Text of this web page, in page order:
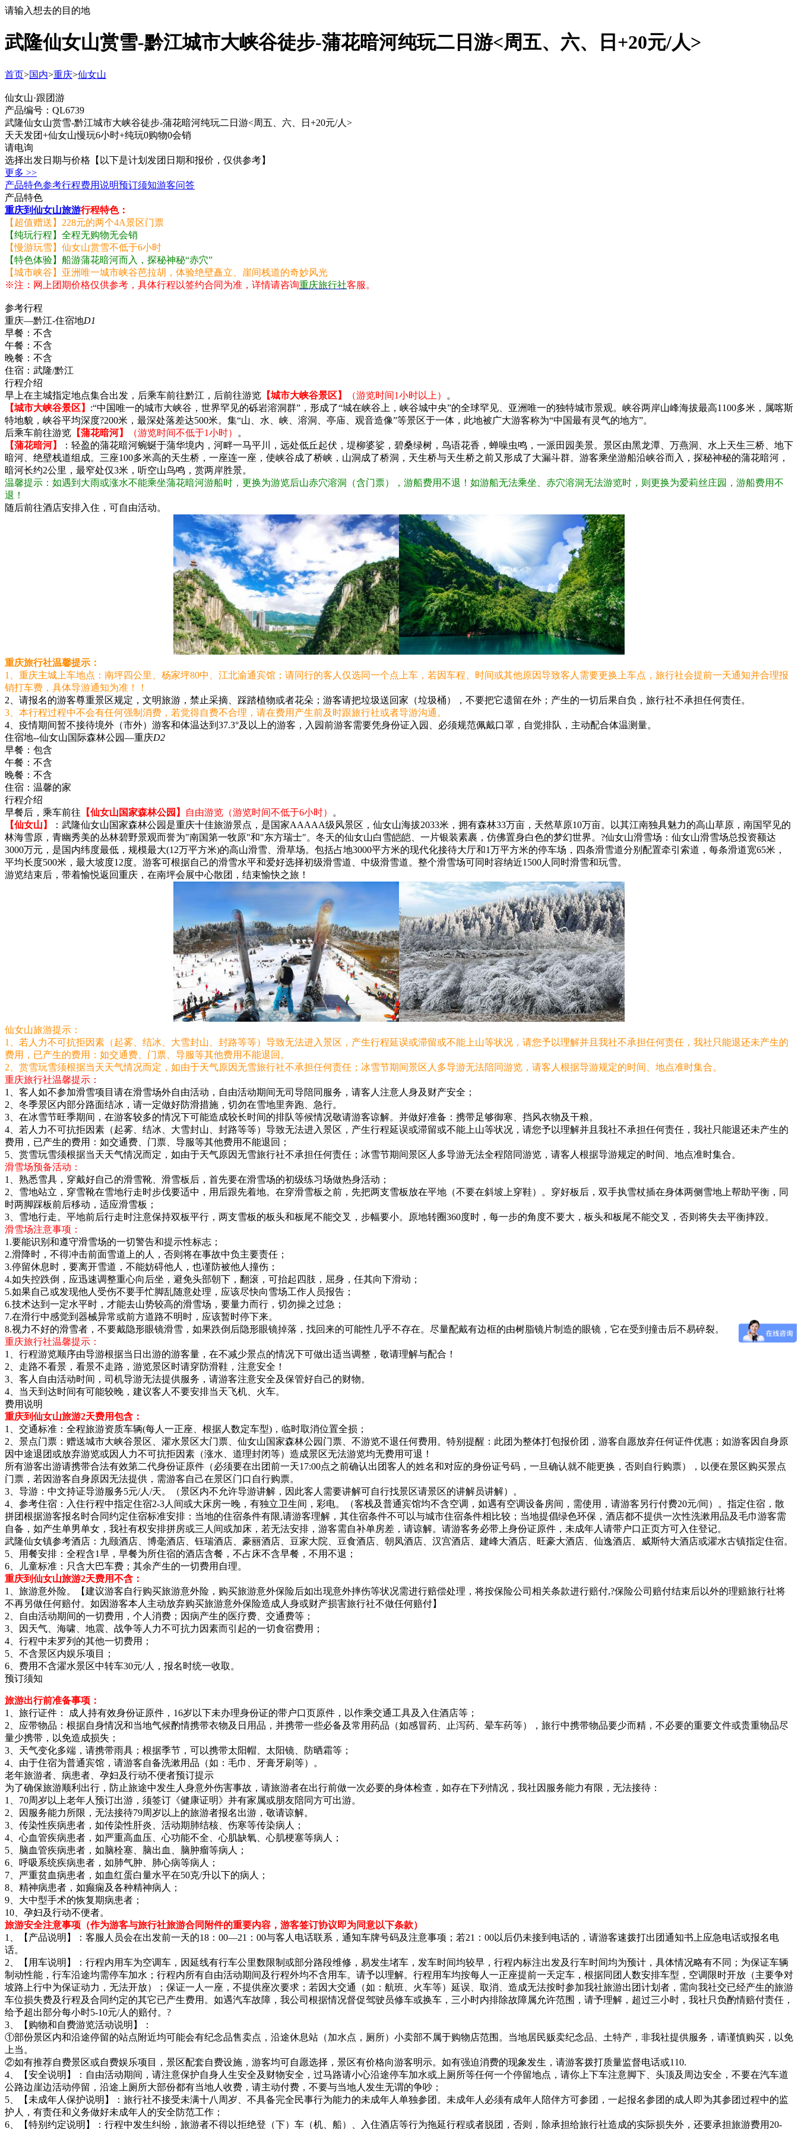
请输入想去的目的地
武隆仙女山赏雪-黔江城市大峡谷徒步-蒲花暗河纯玩二日游<周五、六、日+20元/人>
首页>国内>重庆>仙女山
仙女山·跟团游
产品编号：QL6739
武隆仙女山赏雪-黔江城市大峡谷徒步-蒲花暗河纯玩二日游<周五、六、日+20元/人>
天天发团+仙女山慢玩6小时+纯玩0购物0会销
请电询
选择出发日期与价格 【以下是计划发团日期和报价，仅供参考】
更多 >>
产品特色参考行程费用说明预订须知游客问答
产品特色
重庆到仙女山旅游行程特色：
【超值赠送】228元的两个4A景区门票
【纯玩行程】全程无购物无会销
【慢游玩雪】仙女山赏雪不低于6小时
【特色体验】船游蒲花暗河而入，探秘神秘“赤穴”
【城市峡谷】亚洲唯一城市峡谷芭拉胡，体验绝壁矗立、崖间栈道的奇妙风光
※注：网上团期价格仅供参考，具体行程以签约合同为准，详情请咨询重庆旅行社客服。
参考行程
重庆—黔江-住宿地D1
早餐： 不含
午餐： 不含
晚餐： 不含
住宿： 武隆/黔江
行程介绍
早上在主城指定地点集合出发，后乘车前往黔江，后前往游览 【城市大峡谷景区】 （游览时间1小时以上）
。
【城市大峡谷景区】 :“中国唯一的城市大峡谷，世界罕见的砾岩溶洞群”，形成了“城在峡谷上，峡谷城中央”的全球罕见、亚洲唯一的独特城市景观。峡谷两岸山峰海拔最高1100多米，属喀斯
特地貌，峡谷平均深度?200米，最深处落差达500米。集“山、水、峡、溶洞、亭庙、观音造像”等景区于一体，此地被广大游客称为“中国最有灵气的地方”。
后乘车前往游览 【蒲花暗河】 （游览时间不低于1小时）
。
【蒲花暗河】
：轻盈的蒲花暗河蜿蜒于蒲华境内，河畔一马平川，远处低丘起伏，堤柳婆娑，碧桑绿树，鸟语花香，蝉噪虫鸣，一派田园美景。景区由黑龙潭、万燕洞、水上天生三桥、地下
暗河、绝壁栈道组成。三座100多米高的天生桥，一座连一座，使峡谷成了桥峡，山洞成了桥洞，天生桥与天生桥之前又形成了大漏斗群。游客乘坐游船沿峡谷而入，探秘神秘的蒲花暗河，
暗河长约2公里，最窄处仅3米，听空山鸟鸣，赏两岸胜景。
温馨提示：如遇到大雨或涨水不能乘坐蒲花暗河游船时，更换为游览后山赤穴溶洞（含门票），游船费用不退！如游船无法乘坐、赤穴溶洞无法游览时，则更换为爱莉丝庄园，游船费用不
退！
随后前往酒店安排入住，可自由活动。
重庆旅行社温馨提示：
1、重庆主城上车地点：南坪四公里、杨家坪80中、江北渝通宾馆；请同行的客人仅选同一个点上车，若因车程、时间或其他原因导致客人需要更换上车点，旅行社会提前一天通知并合理报
销打车费，具体导游通知为准！！
2、请报名的游客尊重景区规定，文明旅游，禁止采摘、踩踏植物或者花朵；游客请把垃圾送回家（垃圾桶），不要把它遗留在外；产生的一切后果自负，旅行社不承担任何责任。
3、本行程过程中不会有任何强制消费，若觉得自费不合理，请在费用产生前及时跟旅行社或者导游沟通。
4、疫情期间暂不接待境外（市外）游客和体温达到37.3°及以上的游客，入园前游客需要凭身份证入园、必须规范佩戴口罩，自觉排队，主动配合体温测量。
住宿地--仙女山国际森林公园—重庆D2
早餐： 包含
午餐： 不含
晚餐： 不含
住宿： 温馨的家
行程介绍
早餐后，乘车前往 【仙女山国家森林公园】 自由游览（游览时间不低于6小时）
。
【仙女山】
：武隆仙女山国家森林公园是重庆十佳旅游景点，是国家AAAAA级风景区，仙女山海拔2033米，拥有森林33万亩，天然草原10万亩。以其江南独具魅力的高山草原，南国罕见的
林海雪原，青幽秀美的丛林碧野景观而誉为"南国第一牧原"和"东方瑞士"。冬天的仙女山白雪皑皑、一片银装素裹，仿佛置身白色的梦幻世界。?仙女山滑雪场：仙女山滑雪场总投资额达
3000万元，是国内纬度最低，规模最大(12万平方米)的高山滑雪、滑草场。包括占地3000平方米的现代化接待大厅和1万平方米的停车场，四条滑雪道分别配置牵引索道，每条滑道宽65米，
平均长度500米，最大坡度12度。游客可根据自己的滑雪水平和爱好选择初级滑雪道、中级滑雪道。整个滑雪场可同时容纳近1500人同时滑雪和玩雪。
游览结束后，带着愉悦返回重庆，在南坪会展中心散团，结束愉快之旅！
仙女山旅游提示：
1、若人力不可抗拒因素（起雾、结冰、大雪封山、封路等等）导致无法进入景区，产生行程延误或滞留或不能上山等状况，请您予以理解并且我社不承担任何责任，我社只能退还未产生的
费用，已产生的费用：如交通费、门票、导服等其他费用不能退回。
2、赏雪玩雪须根据当天天气情况而定，如由于天气原因无雪旅行社不承担任何责任；冰雪节期间景区人多导游无法陪同游览，请客人根据导游规定的时间、地点准时集合。
重庆旅行社温馨提示：
1、客人如不参加滑雪项目请在滑雪场外自由活动，自由活动期间无司导陪同服务，请客人注意人身及财产安全；
2、冬季景区内部分路面结冰，请一定做好防滑措施，切勿在雪地里奔跑、急行。
3、在冰雪节旺季期间，在游客较多的情况下可能造成较长时间的排队等候情况敬请游客谅解。并做好准备：携带足够御寒、挡风衣物及干粮。
4、若人力不可抗拒因素（起雾、结冰、大雪封山、封路等等）导致无法进入景区，产生行程延误或滞留或不能上山等状况，请您予以理解并且我社不承担任何责任，我社只能退还未产生的
费用，已产生的费用：如交通费、门票、导服等其他费用不能退回；
5、赏雪玩雪须根据当天天气情况而定，如由于天气原因无雪旅行社不承担任何责任；冰雪节期间景区人多导游无法全程陪同游览，请客人根据导游规定的时间、地点准时集合。
滑雪场预备活动：
1、熟悉雪具，穿戴好自己的滑雪靴、滑雪板后，首先要在滑雪场的初级练习场做热身活动；
2、雪地站立，穿雪靴在雪地行走时步伐要适中，用后跟先着地。在穿滑雪板之前，先把两支雪板放在平地（不要在斜坡上穿鞋）。穿好板后，双手执雪杖插在身体两侧雪地上帮助平衡，同
时两脚踩板前后移动，适应滑雪板；
3、雪地行走。平地前后行走时注意保持双板平行，两支雪板的板头和板尾不能交叉，步幅要小。原地转圈360度时，每一步的角度不要大，板头和板尾不能交叉，否则将失去平衡摔跤。
滑雪场注意事项：
1.要能识别和遵守滑雪场的一切警告和提示性标志；
2.滑降时，不得冲击前面雪道上的人，否则将在事故中负主要责任；
3.停留休息时，要离开雪道，不能妨碍他人，也谨防被他人撞伤；
4.如失控跌倒，应迅速调整重心向后坐，避免头部朝下，翻滚，可抬起四肢，屈身，任其向下滑动；
5.如果自己或发现他人受伤不要手忙脚乱随意处理，应该尽快向雪场工作人员报告；
6.技术达到一定水平时，才能去山势较高的滑雪场，要量力而行，切勿操之过急；
7.在滑行中感觉到器械异常或前方道路不明时，应该暂时停下来。
8.视力不好的滑雪者，不要戴隐形眼镜滑雪，如果跌倒后隐形眼镜掉落，找回来的可能性几乎不存在。尽量配戴有边框的由树脂镜片制造的眼镜，它在受到撞击后不易碎裂。
重庆旅行社温馨提示：
1、行程游览顺序由导游根据当日出游的游客量，在不减少景点的情况下可做出适当调整，敬请理解与配合！
2、走路不看景，看景不走路，游览景区时请穿防滑鞋，注意安全！
3、客人自由活动时间，司机导游无法提供服务，请游客注意安全及保管好自己的财物。
4、当天到达时间有可能较晚，建议客人不要安排当天飞机、火车。
费用说明
重庆到仙女山旅游2天费用包含：
1、交通标准：全程旅游资质车辆(每人一正座、根据人数定车型)，临时取消位置全损；
2、景点门票：赠送城市大峡谷景区、濯水景区大门票、仙女山国家森林公园门票、不游览不退任何费用。特别提醒：此团为整体打包报价团，游客自愿放弃任何证件优惠；如游客因自身原
因中途退团或放弃游览或因人力不可抗拒因素（涨水、道理封闭等）造成景区无法游览均无费用可退！
所有游客出游请携带合法有效第二代身份证原件（必须要在出团前一天17:00点之前确认出团客人的姓名和对应的身份证号码，一旦确认就不能更换，否则自行购票），以便在景区购买景点
门票，若因游客自身原因无法提供，需游客自己在景区门口自行购票。
3、导游：中文持证导游服务5元/人/天。（景区内不允许导游讲解，因此客人需要讲解可自行找景区请景区的讲解员讲解）。
4、参考住宿：入住行程中指定住宿2-3人间或大床房一晚，有独立卫生间，彩电。（客栈及普通宾馆均不含空调，如遇有空调设备房间，需使用，请游客另行付费20元/间）。指定住宿，散
拼团根据游客报名时合同约定住宿标准安排：当地的住宿条件有限,请游客理解，其住宿条件不可以与城市住宿条件相比较；当地提倡绿色环保，酒店都不提供一次性洗漱用品及毛巾游客需
自备，如产生单男单女，我社有权安排拼房或三人间或加床，若无法安排，游客需自补单房差，请谅解。请游客务必带上身份证原件，未成年人请带户口正页方可入住登记。
武隆仙女镇参考酒店：九颐酒店、博毫酒店、钰瑞酒店、豪丽酒店、豆家大院、豆食酒店、朝凤酒店、汉宫酒店、建峰大酒店、旺豪大酒店、仙逸酒店、威斯特大酒店或濯水古镇指定住宿。
5、用餐安排：全程含1早，早餐为所住宿的酒店含餐，不占床不含早餐，不用不退；
6、儿童标准：只含大巴车费；其余产生的一切费用自理。
重庆到仙女山旅游2天费用不含：
1、旅游意外险。【建议游客自行购买旅游意外险，购买旅游意外保险后如出现意外摔伤等状况需进行赔偿处理，将按保险公司相关条款进行赔付,?保险公司赔付结束后以外的理赔旅行社将
不再另做任何赔付。如因游客本人主动放弃购买旅游意外保险造成人身或财产损害旅行社不做任何赔付】
2、自由活动期间的一切费用，个人消费；因病产生的医疗费、交通费等；
3、因天气、海啸、地震、战争等人力不可抗力因素而引起的一切食宿费用；
4、行程中未罗列的其他一切费用；
5、不含景区内娱乐项目；
6、费用不含濯水景区中转车30元/人，报名时统一收取。
预订须知
旅游出行前准备事项：
1、旅行证件： 成人持有效身份证原件，16岁以下未办理身份证的带户口页原件，以作乘交通工具及入住酒店等；
2、应带物品：根据自身情况和当地气候酌情携带衣物及日用品，并携带一些必备及常用药品（如感冒药、止泻药、晕车药等），旅行中携带物品要少而精，不必要的重要文件或贵重物品尽
量少携带，以免造成损失；
3、天气变化多端，请携带雨具；根据季节，可以携带太阳帽、太阳镜、防晒霜等；
4、由于住宿为普通宾馆，请游客自备洗漱用品（如：毛巾、牙膏牙刷等）。
老年旅游者、病患者、孕妇及行动不便者预订提示
为了确保旅游顺利出行，防止旅途中发生人身意外伤害事故，请旅游者在出行前做一次必要的身体检查，如存在下列情况，我社因服务能力有限，无法接待：
1、70周岁以上老年人预订出游，须签订《健康证明》并有家属或朋友陪同方可出游。
2、因服务能力所限，无法接待79周岁以上的旅游者报名出游，敬请谅解。
3、传染性疾病患者，如传染性肝炎、活动期肺结核、伤寒等传染病人；
4、心血管疾病患者，如严重高血压、心功能不全、心肌缺氧、心肌梗塞等病人；
5、脑血管疾病患者，如脑栓塞、脑出血、脑肿瘤等病人；
6、呼吸系统疾病患者，如肺气肿、肺心病等病人；
7、严重贫血病患者，如血红蛋白量水平在50克/升以下的病人；
8、精神病患者，如癫痫及各种精神病人；
9、大中型手术的恢复期病患者；
10、孕妇及行动不便者。
旅游安全注意事项（作为游客与旅行社旅游合同附件的重要内容，游客签订协议即为同意以下条款）
1、【产品说明】：客服人员会在出发前一天的18：00—21：00与客人电话联系，通知车牌号码及注意事项；若21：00以后仍未接到电话的，请游客速拨打出团通知书上应急电话或报名电
话。
2、【用车说明】：行程内用车为空调车，因延线有行车公里数限制或部分路段维修，易发生堵车，发车时间均较早，行程内标注出发及行车时间均为预计，具体情况略有不同；为保证车辆
制动性能，行车沿途均需停车加水；行程内所有自由活动期间及行程外均不含用车。请予以理解。行程用车均按每人一正座提前一天定车，根据同团人数安排车型，空调限时开放（主要争对
坡路上行中为保证动力，无法开放）；保证一人一座，不提供座次要求；若因大交通（如：航班、火车等）延误、取消、造成无法按时参加我社旅游出团计划者，需向我社交已经产生的旅游
车位损失费及行程及合同约定的其它已产生费用。如遇汽车故障，我公司根据情况督促驾驶员修车或换车，三小时内排除故障属允许范围，请予理解，超过三小时，我社只负酌情赔付责任，
给予超出部分每小时5-10元/人的赔付。?
3、【购物和自费游览活动说明】：
①部份景区内和沿途停留的站点附近均可能会有纪念品售卖点，沿途休息站（加水点，厕所）小卖部不属于购物店范围。当地居民贩卖纪念品、土特产，非我社提供服务，请谨慎购买，以免
上当。
②如有推荐自费景区或自费娱乐项目，景区配套自费设施，游客均可自愿选择，景区有价格向游客明示。如有强迫消费的现象发生，请游客拨打质量监督电话或110.
4、【安全说明】：自由活动期间，请注意保护自身人生安全及财物安全，过马路请小心沿途停车加水或上厕所等任何一个停留地点，请你上下车注意脚下、头顶及周边安全，不要在汽车道
公路边崖边活动停留，沿途上厕所大部份都有当地人收费，请主动付费，不要与当地人发生无谓的争吵；
5、【未成年人保护说明】：旅行社不接受未满十八周岁、不具备完全民事行为能力的未成年人单独参团。未成年人必须有成年人陪伴方可参团，一起报名参团的成人即为其参团过程中的监
护人，有责任和义务做好未成年人的安全防范工作；
6、【特别约定说明】：行程中发生纠纷，旅游者不得以拒绝登（下）车（机、船）、入住酒店等行为拖延行程或者脱团，否则，除承担给旅行社造成的实际损失外，还要承担旅游费用20-